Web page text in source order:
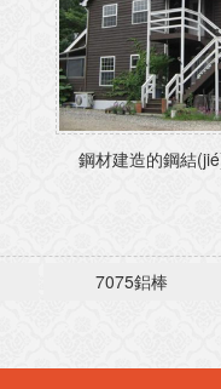
鋼材建造的鋼結
7075鋁棒